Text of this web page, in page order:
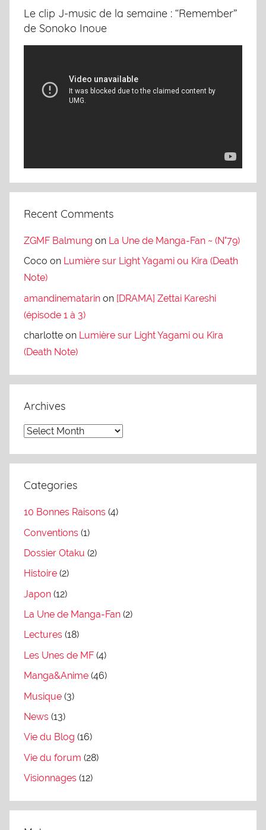
Le clip J-music de la semaine : “Remember”
de Sonoko Inoue
Recent Comments
ZGMF Balmung on La Une de Manga-Fan ~ (N°79)
Coco on Lumière sur Light Yagami ou Kira (Death
Note)
amandinematarin on [DRAMA] Zettai Kareshi
(épisode 1 à 3)
charlotte on Lumière sur Light Yagami ou Kira
(Death Note)
Archives
A
c
h
v
e
s
Categories
10 Bonnes Raisons (4)
Conventions (1)
Dossier Otaku (2)
Histoire (2)
Japon (12)
La Une de Manga-Fan (2)
Lectures (18)
Les Unes de MF (4)
Manga&Anime (46)
Musique (3)
News (13)
Vie du Blog (16)
Vie du forum (28)
Visionnages (12)